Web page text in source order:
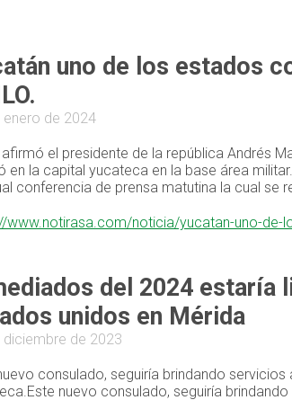
uno de los estados
enero de 2024
el presidente de la república Andrés
en la capital yucateca en la base área
conferencia de prensa matutina la cual se
www.notirasa.com/noticia/yucatan-uno-
del 2024 estaría
unidos en Mérida
diciembre de 2023
consulado, seguiría brindando
nuevo consulado, seguiría